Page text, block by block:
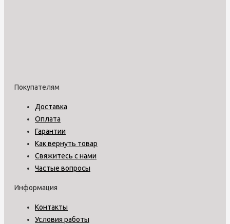
Покупателям
Доставка
Оплата
Гарантии
Как вернуть товар
Свяжитесь с нами
Частые вопросы
Информация
Контакты
Условия работы